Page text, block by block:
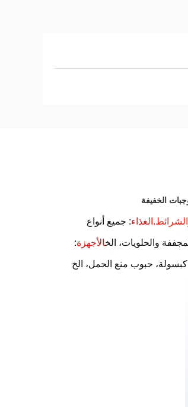
الخفيفة
الغذاء: جميع أنواع
والحلويات، الخالأجهزة:
حبوب منع الحمل، الخ